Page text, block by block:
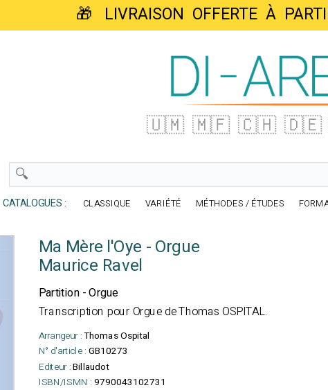
🎁 LIVRAISON OFFERTE À
🇺🇲 🇲🇫 🇨🇭 🇩🇪
CATALOGUES : CLASSIQUE VARIÉTÉ MÉTHODES / ÉTUDES
Ma Mère l'Oye - Orgue
Maurice Ravel
Partition - Orgue
Transcription pour Orgue de Thomas OSPITAL.
Arrangeur :Thomas Ospital
N° d'article : GB10273
Editeur :Billaudot
ISBN/ISMN : 9790043102731